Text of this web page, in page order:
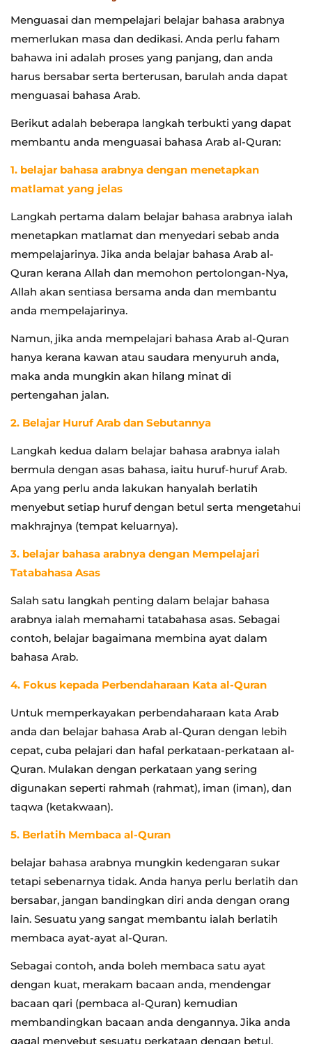
Menguasai dan mempelajari belajar bahasa arabnya
memerlukan masa dan dedikasi. Anda perlu faham
bahawa ini adalah proses yang panjang, dan anda
harus bersabar serta berterusan, barulah anda dapat
menguasai bahasa Arab.
Berikut adalah beberapa langkah terbukti yang dapat
membantu anda menguasai bahasa Arab al-Quran:
1. belajar bahasa arabnya dengan menetapkan
matlamat yang jelas
Langkah pertama dalam belajar bahasa arabnya ialah
menetapkan matlamat dan menyedari sebab anda
mempelajarinya. Jika anda belajar bahasa Arab al-
Quran kerana Allah dan memohon pertolongan-Nya,
Allah akan sentiasa bersama anda dan membantu
anda mempelajarinya.
Namun, jika anda mempelajari bahasa Arab al-Quran
hanya kerana kawan atau saudara menyuruh anda,
maka anda mungkin akan hilang minat di
pertengahan jalan.
2. Belajar Huruf Arab dan Sebutannya
Langkah kedua dalam belajar bahasa arabnya ialah
bermula dengan asas bahasa, iaitu huruf-huruf Arab.
Apa yang perlu anda lakukan hanyalah berlatih
menyebut setiap huruf dengan betul serta mengetahui
makhrajnya (tempat keluarnya).
3. belajar bahasa arabnya dengan Mempelajari
Tatabahasa Asas
Salah satu langkah penting dalam belajar bahasa
arabnya ialah memahami tatabahasa asas. Sebagai
contoh, belajar bagaimana membina ayat dalam
bahasa Arab.
4. Fokus kepada Perbendaharaan Kata al-Quran
Untuk memperkayakan perbendaharaan kata Arab
anda dan belajar bahasa Arab al-Quran dengan lebih
cepat, cuba pelajari dan hafal perkataan-perkataan al-
Quran. Mulakan dengan perkataan yang sering
digunakan seperti rahmah (rahmat), iman (iman), dan
taqwa (ketakwaan).
5. Berlatih Membaca al-Quran
belajar bahasa arabnya mungkin kedengaran sukar
tetapi sebenarnya tidak. Anda hanya perlu berlatih dan
bersabar, jangan bandingkan diri anda dengan orang
lain. Sesuatu yang sangat membantu ialah berlatih
membaca ayat-ayat al-Quran.
Sebagai contoh, anda boleh membaca satu ayat
dengan kuat, merakam bacaan anda, mendengar
bacaan qari (pembaca al-Quran) kemudian
membandingkan bacaan anda dengannya. Jika anda
gagal menyebut sesuatu perkataan dengan betul,